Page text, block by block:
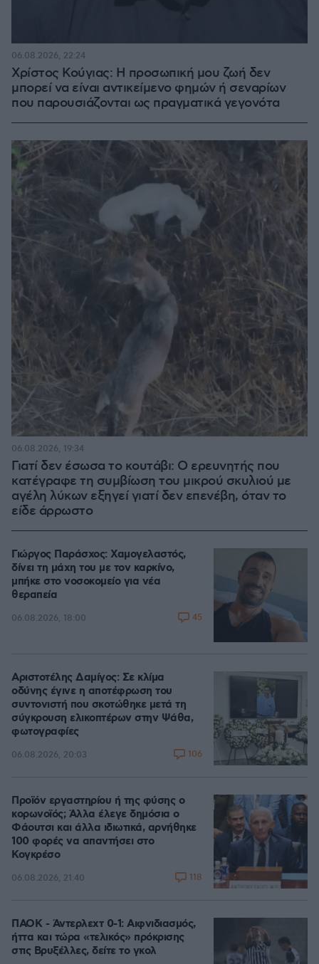
Χρίστος Κούγιας: Η προσωπική μου ζωή δεν
μπορεί να είναι αντικείμενο φημών ή σεναρίων
που παρουσιάζονται ως πραγματικά γεγονότα
06.08.2026, 22:24
Γιατί δεν έσωσα το κουτάβι: Ο ερευνητής που
κατέγραφε τη συμβίωση του μικρού σκυλιού με
αγέλη λύκων εξηγεί γιατί δεν επενέβη, όταν το
είδε άρρωστο
06.08.2026, 19:34
Γιώργος Παράσχος: Χαμογελαστός,
δίνει τη μάχη του με τον καρκίνο,
μπήκε στο νοσοκομείο για νέα
θεραπεία
06.08.2026, 18:00 45
Αριστοτέλης Δαμίγος: Σε κλίμα
οδύνης έγινε η αποτέφρωση του
συντονιστή που σκοτώθηκε μετά τη
σύγκρουση ελικοπτέρων στην Ψάθα,
φωτογραφίες
06.08.2026, 20:03 106
Προϊόν εργαστηρίου ή της φύσης ο
κορωνοϊός; Άλλα έλεγε δημόσια ο
Φάουτσι και άλλα ιδιωτικά, αρνήθηκε
100 φορές να απαντήσει στο
Κογκρέσο
06.08.2026, 21:40 118
ΠΑΟΚ - Άντερλεχτ 0-1: Αιφνιδιασμός,
ήττα και τώρα «τελικός» πρόκρισης
στις Βρυξέλλες, δείτε το γκολ